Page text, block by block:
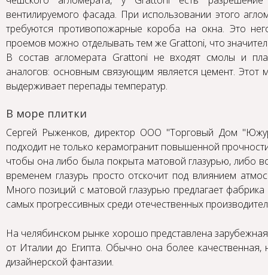
вентилируемого фасада. При использовании этого
требуются противопожарные короба на окна. Это
проемов можно отделывать тем же Grattoni, что
В состав агломерата Grattoni не входят смолы и
аналогов: основным связующим является цемент. Этот
выдерживает перепады температур.
В море плитки
Сергей Рыженков, директор ООО "Торговый Дом
подходит не только керамогранит повышенной
чтобы она либо была покрыта матовой глазурью, либо
временем глазурь просто отскочит под влиянием
Много позиций с матовой глазурью предлагает
самых прогрессивных среди отечественных
На челябинском рынке хорошо представлена
от Италии до Египта. Обычно она более
дизайнерской фантазии.